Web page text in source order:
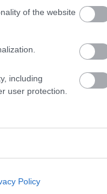
of the website
including
user protection.
Policy
συνεχίζονται και
Πολίτη
σου.